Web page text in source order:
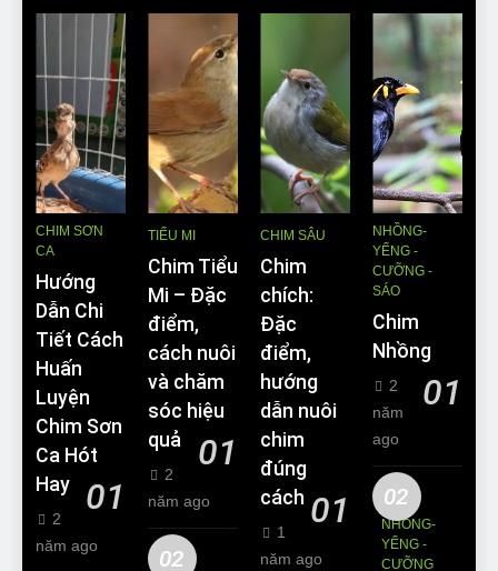
CHIM SƠN
CA
Hướng
Dẫn Chi
Tiết Cách
Huấn
Luyện
Chim Sơn
Ca Hót
Hay
01
2
năm ago
TIỂU MI
Chim Tiểu
Mi – Đặc
điểm,
cách nuôi
và chăm
sóc hiệu
quả
01
2
năm ago
02
CHIM SÂU
Chim
chích:
Đặc
điểm,
hướng
dẫn nuôi
chim
đúng
cách 01
1
năm ago
NHỒNG-
YỂNG -
CƯỠNG -
SÁO
Chim
Nhồng
01
2
năm
ago
02
NHỒNG-
YỂNG -
CƯỠNG